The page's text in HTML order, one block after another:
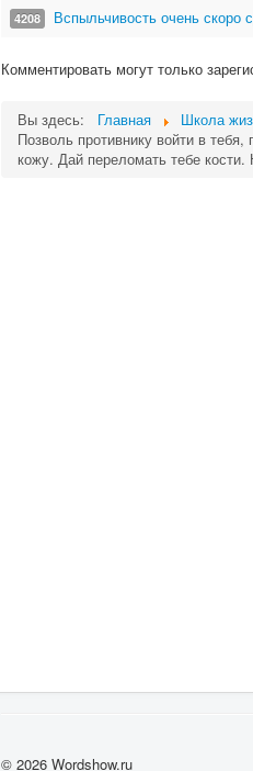
4208 Вспыльчивость очень скоро
Комментировать могут только
Вы здесь: Главная
Школа
Позволь противнику войти в
кожу. Дай переломать тебе
© 2026 Wordshow.ru